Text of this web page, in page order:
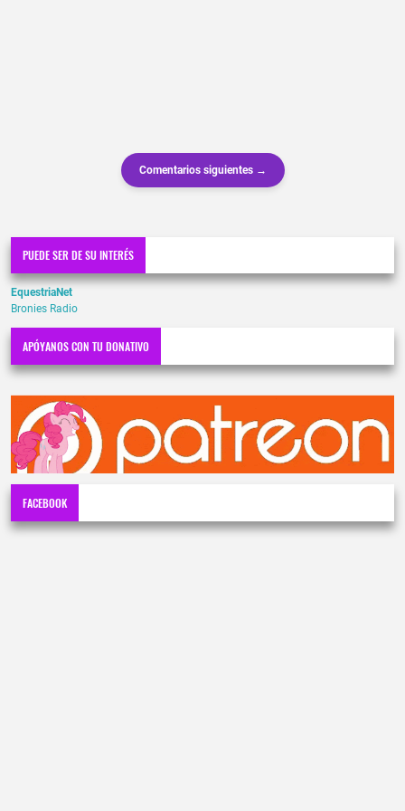
Comentarios siguientes →
PUEDE SER DE SU INTERÉS
EquestriaNet
Bronies Radio
APÓYANOS CON TU DONATIVO
FACEBOOK